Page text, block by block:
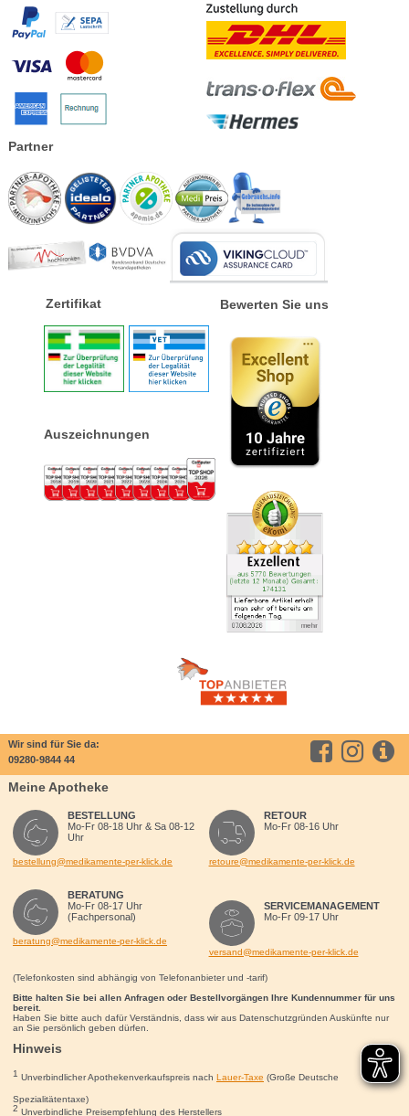
Partner
Zertifikat
Auszeichnungen
Bewerten Sie uns
Wir sind für Sie da:
09280-9844 44
Meine Apotheke
BESTELLUNG
Mo-Fr 08-18 Uhr & Sa 08-12
Uhr
bestellung@medikamente-per-klick.de
BERATUNG
Mo-Fr 08-17 Uhr
(Fachpersonal)
beratung@medikamente-per-klick.de
RETOUR
Mo-Fr 08-16 Uhr
retoure@medikamente-per-klick.de
SERVICEMANAGEMENT
Mo-Fr 09-17 Uhr
versand@medikamente-per-klick.de
(Telefonkosten sind abhängig von Telefonanbieter und -tarif)
Bitte halten Sie bei allen Anfragen oder Bestellvorgängen Ihre Kundennummer für uns
bereit.
Haben Sie bitte auch dafür Verständnis, dass wir aus Datenschutzgründen Auskünfte nur
an Sie persönlich geben dürfen.
Hinweis
1 Unverbindlicher Apothekenverkaufspreis nach Lauer-Taxe (Große Deutsche
Spezialitätentaxe)
2 Unverbindliche Preisempfehlung des Herstellers